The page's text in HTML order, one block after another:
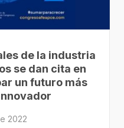
de la industria
se dan cita en
un futuro más
2022